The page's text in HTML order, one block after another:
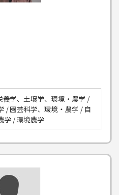
学、土壌学、環境・農学 /
/ 園芸科学、環境・農学 / 自
学 / 環境農学